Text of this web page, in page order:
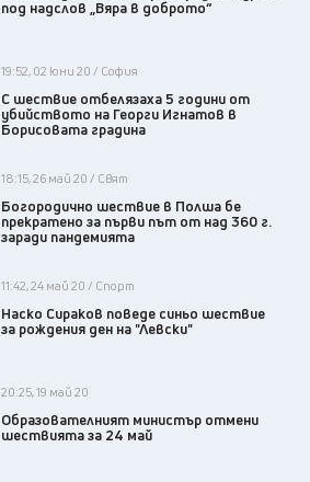
под надслов „Вяра в доброто“
19:52, 02 юни 20 / София
С шествие отбелязаха 5 години от
убийството на Георги Игнатов в
Борисовата градина
18:15, 26 май 20 / Свят
Богородично шествие в Полша бе
прекратено за първи път от над 360 г.
заради пандемията
11:42, 24 май 20 / Спорт
Наско Сираков поведе синьо шествие
за рождения ден на "Левски"
20:25, 19 май 20
Образователният министър отмени
шествията за 24 май